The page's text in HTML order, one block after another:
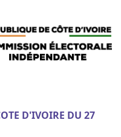
D'IVOIRE DU 27